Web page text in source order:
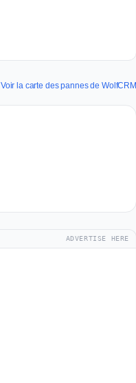
Voir la carte des pannes de WolfCRM
ADVERTISE HERE